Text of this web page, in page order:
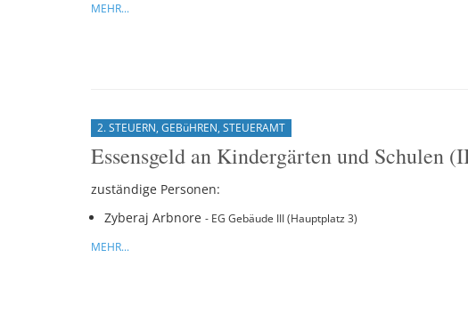
MEHR...
2. STEUERN, GEBüHREN, STEUERAMT
Essensgeld an Kindergärten und Schulen
zuständige Personen:
Zyberaj Arbnore - EG Gebäude III (Hauptplatz 3)
MEHR...